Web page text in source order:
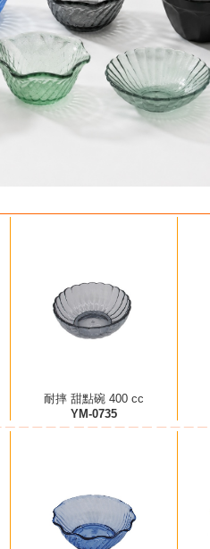
耐摔 甜點碗 400 cc
YM-0735